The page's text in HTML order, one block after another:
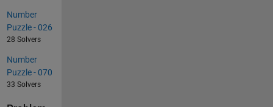
Number
Puzzle - 026
28 Solvers
Number
Puzzle - 070
33 Solvers